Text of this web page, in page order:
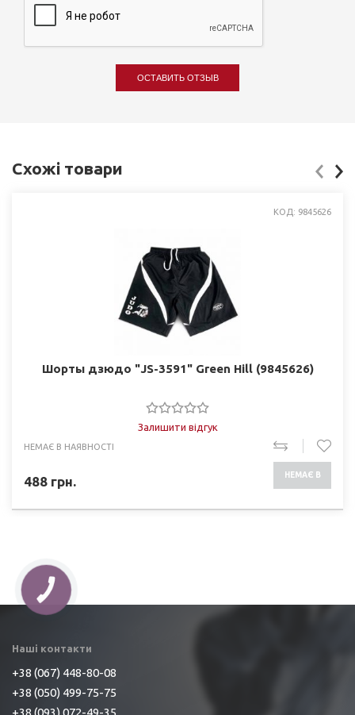
ОСТАВИТЬ ОТЗЫВ
Схожі товари
КОД: 9845626
Шорты дзюдо "JS-3591" Green Hill (9845626)
Залишити відгук
НЕМАЄ В НАЯВНОСТІ
488 грн. НЕМАЄ В
Наші контакти
+38 (067) 448-80-08
+38 (050) 499-75-75
+38 (093) 072-49-35
КНОПКА
ЗВ'ЯЗКУ